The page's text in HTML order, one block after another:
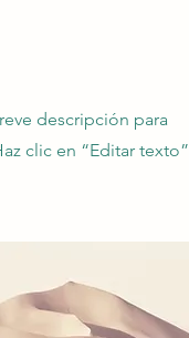
descripción para
clic en “Editar texto”